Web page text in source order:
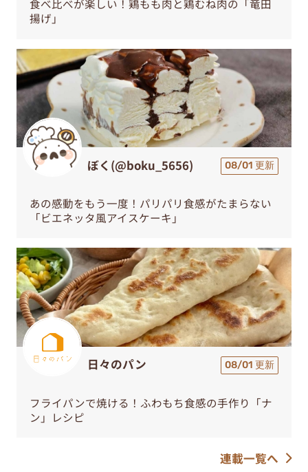
食べ比べが楽しい！鶏もも肉と鶏むね肉の「竜田
揚げ」
ぼく(@boku_5656) 08/01 更新
あの感動をもう一度！パリパリ食感がたまらない
「ビエネッタ風アイスケーキ」
日々のパン 08/01 更新
フライパンで焼ける！ふわもち食感の手作り「ナ
ン」レシピ
連載一覧へ